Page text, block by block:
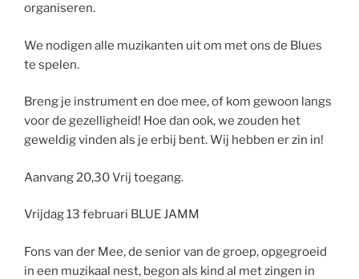
organiseren.
We nodigen alle muzikanten uit om met ons de Blues
te spelen.
Breng je instrument en doe mee, of kom gewoon langs
voor de gezelligheid! Hoe dan ook, we zouden het
geweldig vinden als je erbij bent. Wij hebben er zin in!
Aanvang 20,30 Vrij toegang.
Vrijdag 13 februari BLUE JAMM
Fons van der Mee, de senior van de groep, opgegroeid
in een muzikaal nest, begon als kind al met zingen in